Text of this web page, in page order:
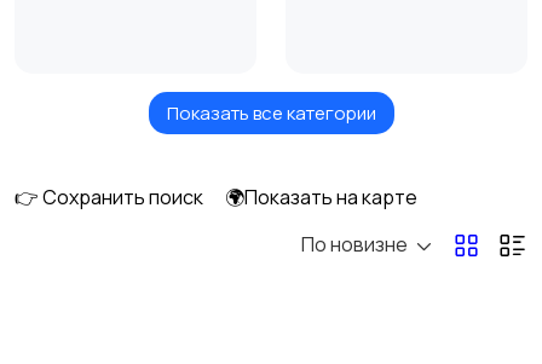
Клавиатуры и мыши
Показать все категории
👉 Сохранить поиск
🌍Показать на карте
По новизне